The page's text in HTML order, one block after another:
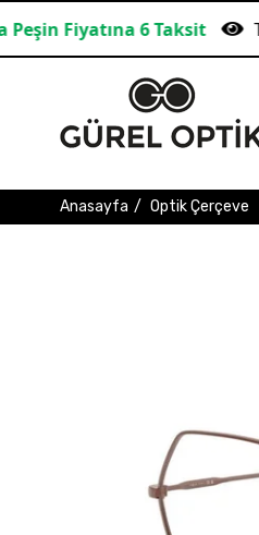
6 Taksit TÜM
Anasayfa Optik Çerçeve